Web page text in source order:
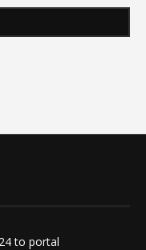
to portal